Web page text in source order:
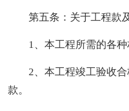
第五条：关于工程款
1、本工程所需的各种
2、本工程竣工验收合
款。